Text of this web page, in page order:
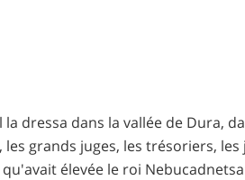
dressa dans la vallée de Dura,
grands juges, les trésoriers,
élevée le roi